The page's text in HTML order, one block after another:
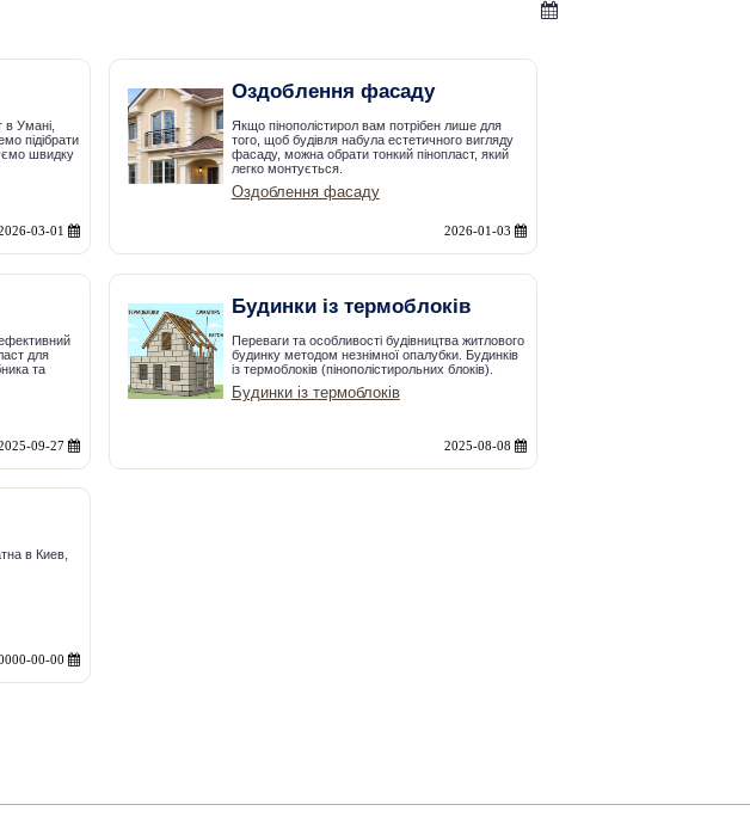
в Умані,
підібрати
швидку
03-01
Оздоблення фасаду
Якщо пінополістирол вам потрібен лише для
того, щоб будівля набула естетичного вигляду
фасаду, можна обрати тонкий пінопласт, який
легко монтується.
Оздоблення фасаду
2026-01-03
для
та
09-27
Будинки із термоблоків
Переваги та особливості будівництва житлового
будинку методом незнімної опалубки. Будинків
із термоблоків (пінополістирольних блоків).
Будинки із термоблоків
2025-08-08
в Киев,
00-00